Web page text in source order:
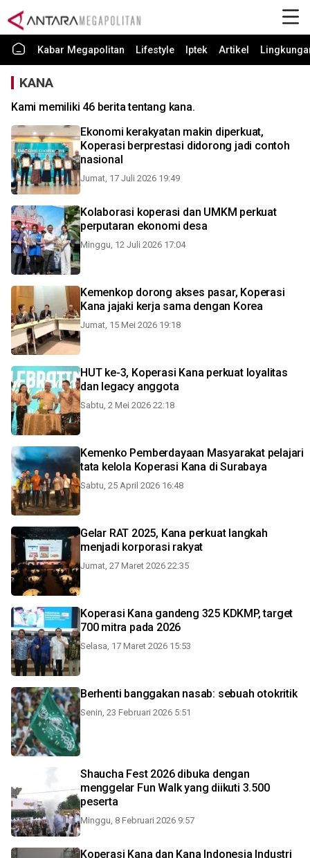
Kabar Megapolitan Lifestyle Iptek Artikel
KANA
Kami memiliki 46 berita tentang kana.
Ekonomi kerakyatan makin diperkuat,
Koperasi berprestasi didorong jadi contoh
nasional
Jumat, 17 Juli 2026 19:49
Kolaborasi koperasi dan UMKM perkuat
perputaran ekonomi desa
Minggu, 12 Juli 2026 17:04
Kemenkop dorong akses pasar, Koperasi
Kana jajaki kerja sama dengan Korea
Jumat, 15 Mei 2026 19:18
HUT ke-3, Koperasi Kana perkuat loyalitas
dan legacy anggota
Sabtu, 2 Mei 2026 22:18
Kemenko Pemberdayaan Masyarakat pelajari
tata kelola Koperasi Kana di Surabaya
Sabtu, 25 April 2026 16:48
Gelar RAT 2025, Kana perkuat langkah
menjadi korporasi rakyat
Jumat, 27 Maret 2026 22:35
Koperasi Kana gandeng 325 KDKMP, target
700 mitra pada 2026
Selasa, 17 Maret 2026 15:53
Berhenti banggakan nasab: sebuah otokritik
Senin, 23 Februari 2026 5:51
Shaucha Fest 2026 dibuka dengan
menggelar Fun Walk yang diikuti 3.500
peserta
Minggu, 8 Februari 2026 9:57
Koperasi Kana dan Kana Indonesia Industri